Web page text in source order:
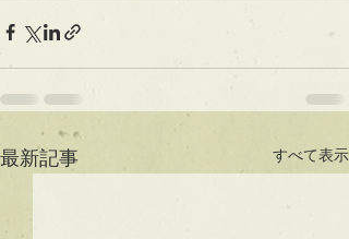
最新記事 すべて表示